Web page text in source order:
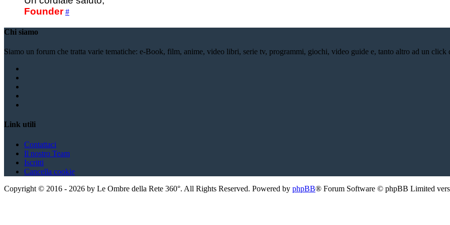
Founder #
Chi siamo
Siamo un forum che tratta varie tematiche: e-Book, film, anime, video libri, serie tv, programmi, giochi, video guide e, tanto altro ad un click
Link utili
Contattaci
Il nostro Team
Iscritti
Cancella cookie
Copyright © 2016 - 2026 by Le Ombre della Rete 360°. All Rights Reserved. Powered by phpBB® Forum Software © phpBB Limited